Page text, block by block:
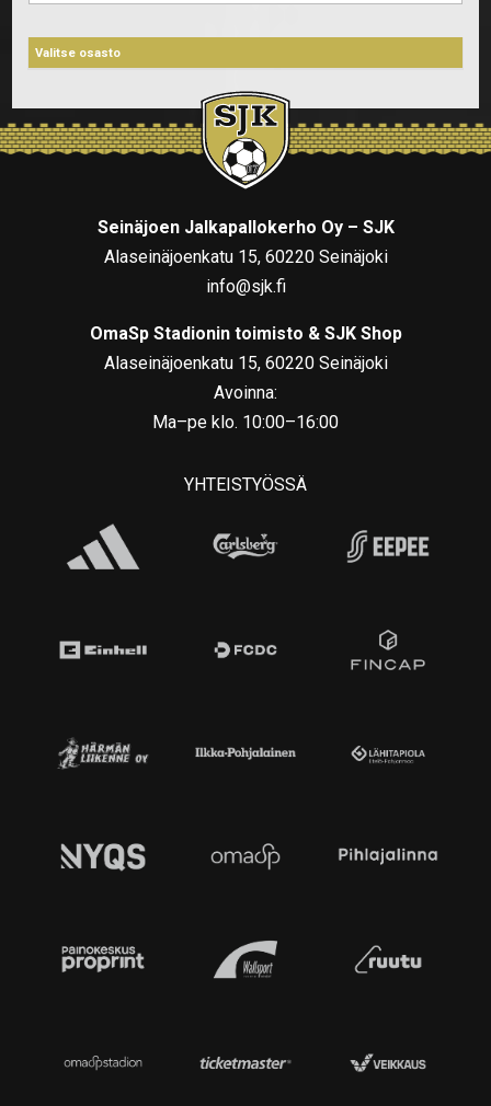
Seinäjoen Jalkapallokerho Oy – SJK
Alaseinäjoenkatu 15, 60220 Seinäjoki
info@sjk.fi
OmaSp Stadionin toimisto & SJK Shop
Alaseinäjoenkatu 15, 60220 Seinäjoki
Avoinna:
Ma–pe klo. 10:00–16:00
YHTEISTYÖSSÄ